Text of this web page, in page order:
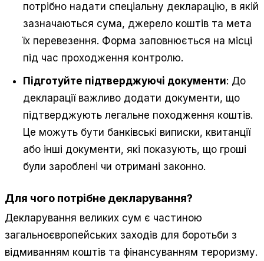
потрібно надати спеціальну декларацію, в якій
зазначаються сума, джерело коштів та мета
їх перевезення. Форма заповнюється на місці
під час проходження контролю.
Підготуйте підтверджуючі документи: До
декларації важливо додати документи, що
підтверджують легальне походження коштів.
Це можуть бути банківські виписки, квитанції
або інші документи, які показують, що гроші
були зароблені чи отримані законно.
Для чого потрібне декларування?
Декларування великих сум є частиною
загальноєвропейських заходів для боротьби з
відмиванням коштів та фінансуванням тероризму.